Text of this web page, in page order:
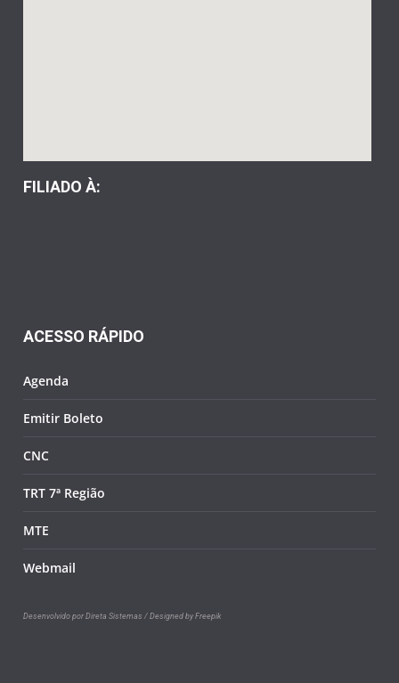
FILIADO À:
ACESSO RÁPIDO
Agenda
Emitir Boleto
CNC
TRT 7ª Região
MTE
Webmail
Desenvolvido por Direta Sistemas / Designed by Freepik